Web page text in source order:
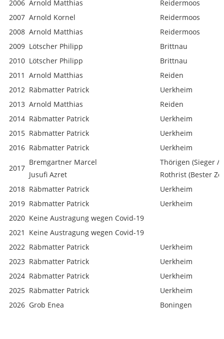
2006 Arnold Matthias
Reidermoos
2007 Arnold Kornel
Reidermoos
2008 Arnold Matthias
Reidermoos
2009 Lötscher Philipp
Brittnau
2010 Lötscher Philipp
Brittnau
2011 Arnold Matthias
Reiden
2012 Räbmatter Patrick
Uerkheim
2013 Arnold Matthias
Reiden
2014 Räbmatter Patrick
Uerkheim
2015 Räbmatter Patrick
Uerkheim
2016 Räbmatter Patrick Uerkheim
2017
Bremgartner Marcel
Jusufi Azret
Thörigen (Sieger /
Rothrist (Bester
2018 Räbmatter Patrick
Uerkheim
2019 Räbmatter Patrick
Uerkheim
2020 Keine Austragung wegen Covid-19
2021
Keine Austragung wegen Covid-19
2022 Räbmatter Patrick
Uerkheim
2023 Räbmatter Patrick
Uerkheim
2024 Räbmatter Patrick
Uerkheim
2025 Räbmatter Patrick
Uerkheim
2026 Grob Enea Boningen